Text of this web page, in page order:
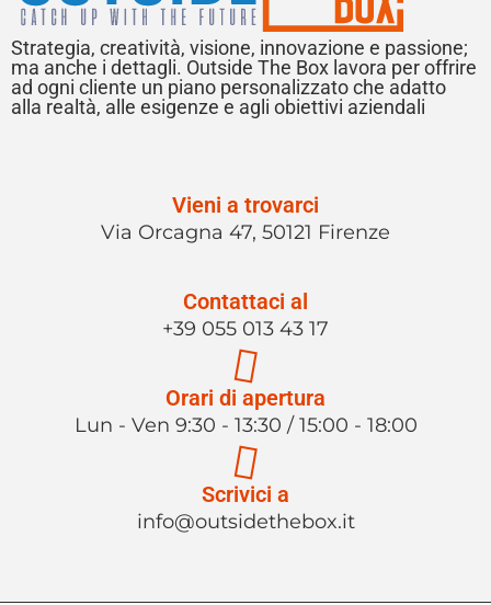
Strategia, creatività, visione, innovazione e passione;
ma anche i dettagli. Outside The Box lavora per offrire
ad ogni cliente un piano personalizzato che adatto
alla realtà, alle esigenze e agli obiettivi aziendali
Vieni a trovarci
Via Orcagna 47, 50121 Firenze
Contattaci al
+39 055 013 43 17
Orari di apertura
Lun - Ven 9:30 - 13:30 / 15:00 - 18:00
Scrivici a
info@outsidethebox.it